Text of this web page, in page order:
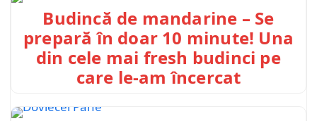
Budincă de mandarine – Se
prepară în doar 10 minute! Una
din cele mai fresh budinci pe
care le-am încercat